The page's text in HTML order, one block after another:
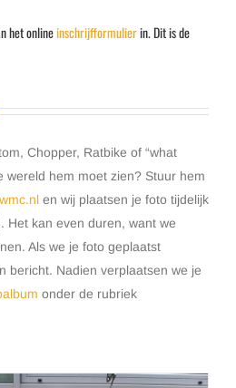
het onlineinschrijfformulierin. Dit is de
Chopper, Ratbike of “what
wereld hem moet zien? Stuur hem
en wij plaatsen je foto tijdelijk
Het kan even duren, want we
Als we je foto geplaatst
bericht. Nadien verplaatsen we je
onder de rubriek